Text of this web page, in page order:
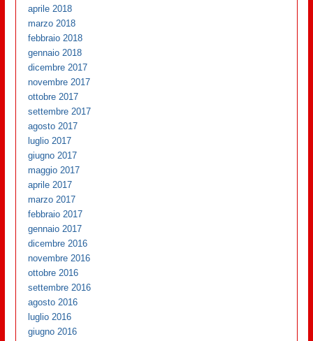
aprile 2018
marzo 2018
febbraio 2018
gennaio 2018
dicembre 2017
novembre 2017
ottobre 2017
settembre 2017
agosto 2017
luglio 2017
giugno 2017
maggio 2017
aprile 2017
marzo 2017
febbraio 2017
gennaio 2017
dicembre 2016
novembre 2016
ottobre 2016
settembre 2016
agosto 2016
luglio 2016
giugno 2016